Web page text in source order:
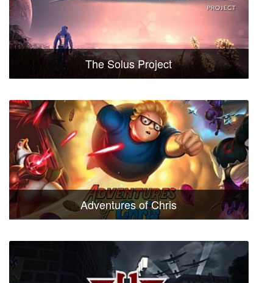
The Solus Project
Adventures of Chris